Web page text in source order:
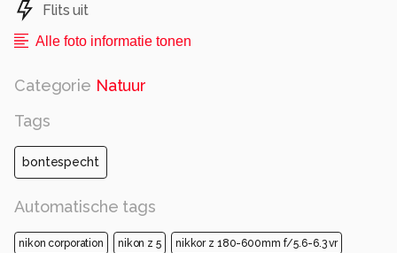
Flits uit
Alle foto informatie tonen
Categorie Natuur
Tags
bontespecht
Automatische tags
nikon corporation nikon z 5 nikkor z 180-600mm f/5.6-6.3 vr